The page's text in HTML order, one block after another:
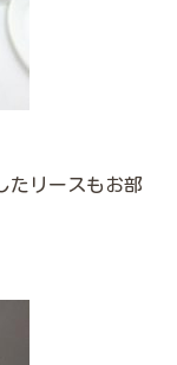
たリースもお部